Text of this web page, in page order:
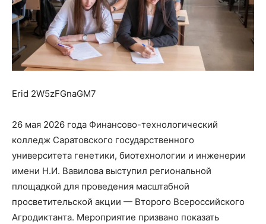
Erid 2W5zFGnaGM7
26 мая 2026 года Финансово-технологический
колледж Саратовского государственного
университета генетики, биотехнологии и инженерии
имени Н.И. Вавилова выступил региональной
площадкой для проведения масштабной
просветительской акции — Второго Всероссийского
Агродиктанта. Мероприятие призвано показать